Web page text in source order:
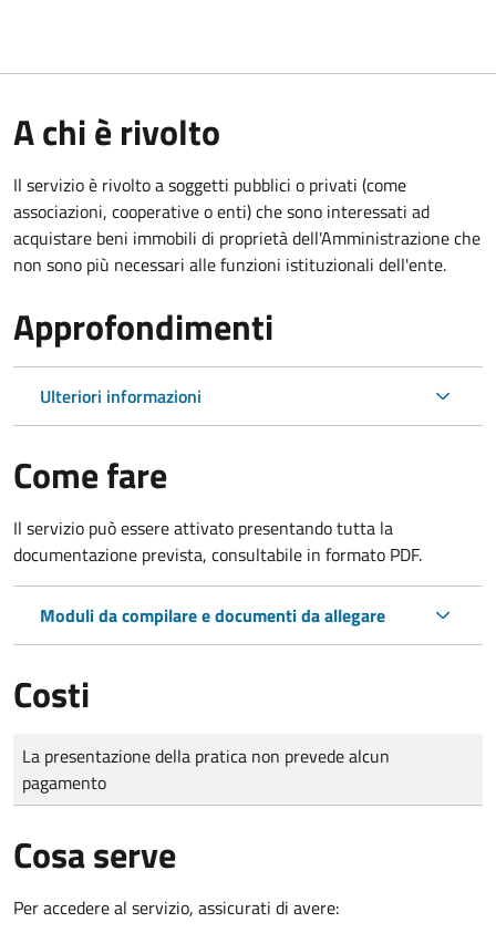
A chi è rivolto
Il servizio è rivolto a soggetti pubblici o privati (come
associazioni, cooperative o enti) che sono interessati ad
acquistare beni immobili di proprietà dell'Amministrazione che
non sono più necessari alle funzioni istituzionali dell'ente.
Approfondimenti
Ulteriori informazioni
Come fare
Il servizio può essere attivato presentando tutta la
documentazione prevista, consultabile in formato PDF.
Moduli da compilare e documenti da allegare
Costi
Tipo di pagamento
Importo
La presentazione della pratica non prevede alcun
pagamento
Cosa serve
Per accedere al servizio, assicurati di avere: